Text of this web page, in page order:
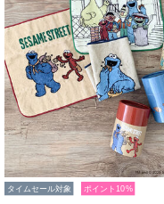
タイムセール対象 ポイント10%